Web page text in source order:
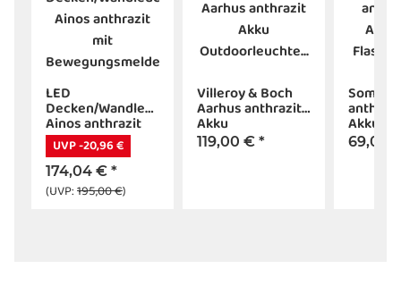
LED
Decken/Wandleuchte
Ainos anthrazit
mit
Bewegungsmelder
UVP -20,96 €
174,04 € *
(UVP:195,00 €)
Villeroy & Boch
Aarhus anthrazit
Akku
Outdoorleuchte
Kerzenhalter
119,00 € * 69,00